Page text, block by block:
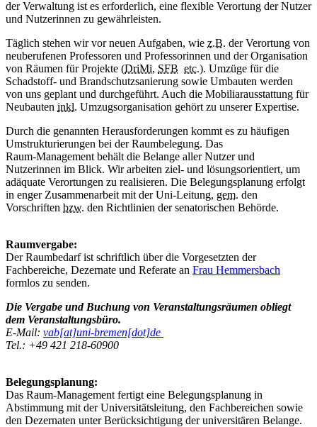
der Verwaltung ist es erforderlich, eine flexible Verortung der Nutzer
und Nutzerinnen zu gewährleisten.
Täglich stehen wir vor neuen Aufgaben, wie z.B. der Verortung von
neuberufenen Professoren und Professorinnen und der Organisation
von Räumen für Projekte (DriMi, SFB etc.). Umzüge für die
Schadstoff- und Brandschutzsanierung sowie Umbauten werden
von uns geplant und durchgeführt. Auch die Mobiliarausstattung für
Neubauten inkl. Umzugsorganisation gehört zu unserer Expertise.
Durch die genannten Herausforderungen kommt es zu häufigen
Umstrukturierungen bei der Raumbelegung. Das
Raum-Management behält die Belange aller Nutzer und
Nutzerinnen im Blick. Wir arbeiten ziel- und lösungsorientiert, um
adäquate Verortungen zu realisieren. Die Belegungsplanung erfolgt
in enger Zusammenarbeit mit der Uni-Leitung, gem. den
Vorschriften bzw. den Richtlinien der senatorischen Behörde.
Raumvergabe:
Der Raumbedarf ist schriftlich über die Vorgesetzten der
Fachbereiche, Dezernate und Referate an Frau Hemmersbach
formlos zu senden.
Die Vergabe und Buchung von Veranstaltungsräumen obliegt
dem Veranstaltungsbüro.
E-Mail: vab[at]uni-bremen[dot]de
Tel.: +49 421 218-60900
Belegungsplanung:
Das Raum-Management fertigt eine Belegungsplanung in
Abstimmung mit der Universitätsleitung, den Fachbereichen sowie
den Dezernaten unter Berücksichtigung der universitären Belange.